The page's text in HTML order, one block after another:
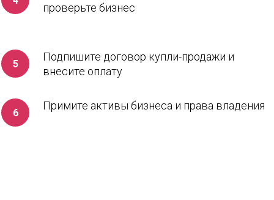
проверьте бизнес
Подпишите договор купли-продажи и
внесите оплату
Примите активы бизнеса и права владения